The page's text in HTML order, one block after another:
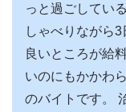
っと過ごしてい
しゃべりながら
良いところが給
いのにもかかわ
のバイトです。